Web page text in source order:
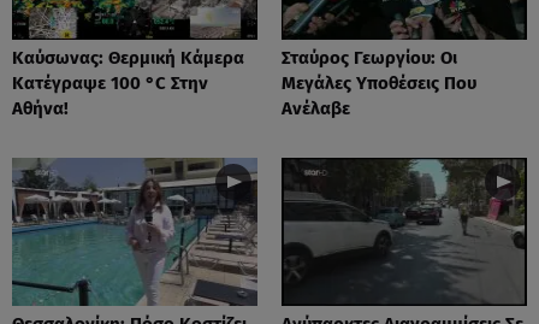
Καύσωνας: Θερμική Κάμερα
Κατέγραψε 100 °C Στην
Αθήνα!
Σταύρος Γεωργίου: Οι
Μεγάλες Υποθέσεις Που
Ανέλαβε